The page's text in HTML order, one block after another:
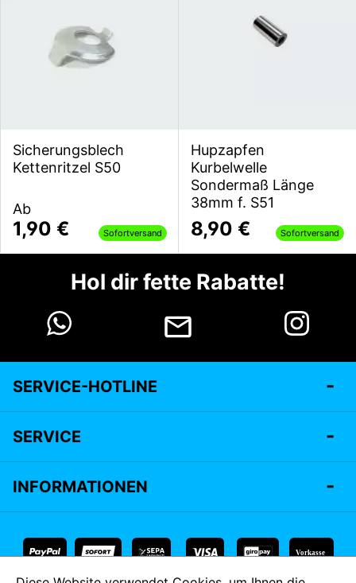
Sicherungsblech
Kettenritzel S50
Ab
1,90 € Sofortversand
Hupzapfen
Kurbelwelle
Sondermaß Länge
38mm f. S51
8,90 € Sofortversand
Hol dir fette Rabatte!
SERVICE-HOTLINE
SERVICE
INFORMATIONEN
Vorkasse